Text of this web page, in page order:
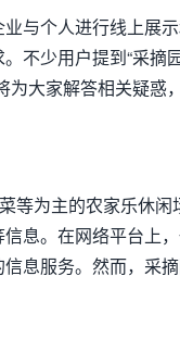
与个人进行线上展
不少用户提到“采摘
为大家解答相关疑惑
等为主的农家乐休
息。在网络平台上
息服务。然而，采